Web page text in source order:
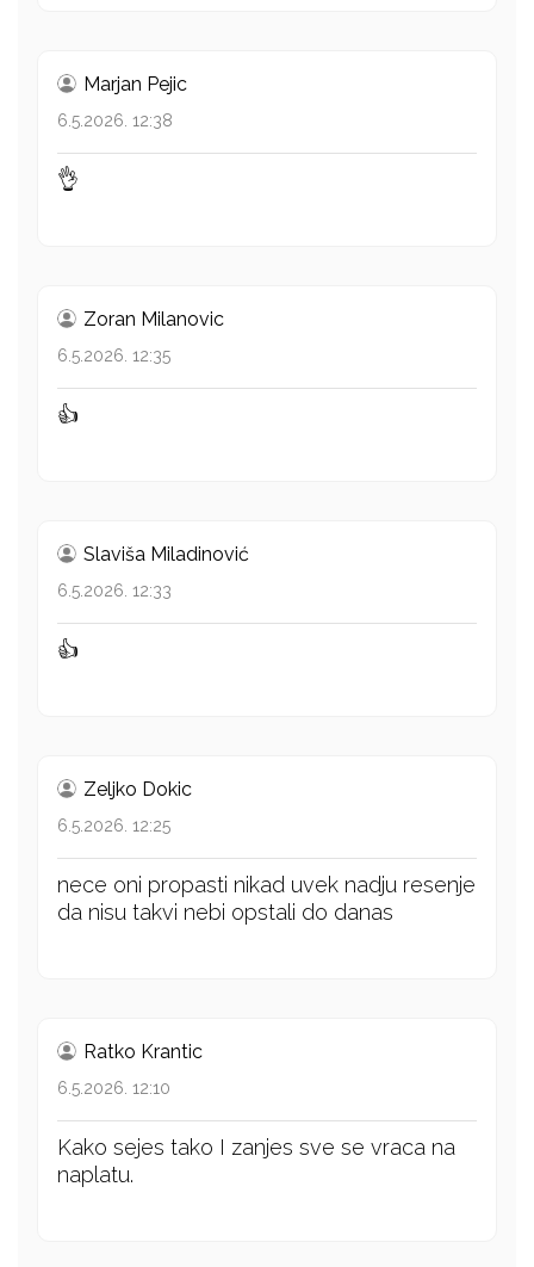
Marjan Pejic
6.5.2026. 12:38
👌
Zoran Milanovic
6.5.2026. 12:35
👍
Slaviša Miladinović
6.5.2026. 12:33
👍
Zeljko Dokic
6.5.2026. 12:25
nece oni propasti nikad uvek nadju resenje
da nisu takvi nebi opstali do danas
Ratko Krantic
6.5.2026. 12:10
Kako sejes tako I zanjes sve se vraca na
naplatu.